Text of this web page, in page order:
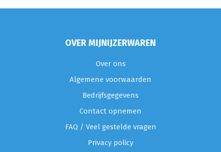
OVER MIJNIJZERWAREN
Over ons
Algemene voorwaarden
Bedrijfsgegevens
Contact opnemen
FAQ / Veel gestelde vragen
Privacy policy